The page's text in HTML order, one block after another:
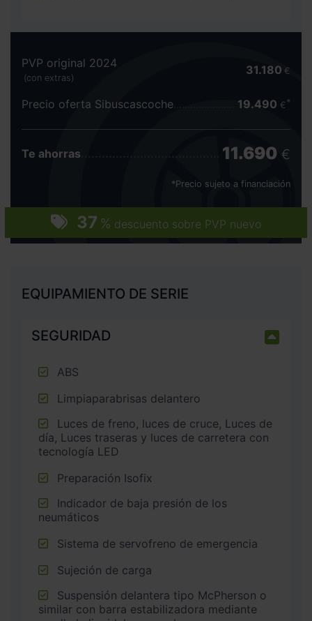
37 % descuento sobre PVP nuevo
PVP original 2024
(con extras)
31.180 €
Precio oferta Sibuscascoche 19.490 €
Te ahorras 11.690 €
*Precio sujeto a financiación
EQUIPAMIENTO DE SERIE
SEGURIDAD
ABS
Limpiaparabrisas delantero
día, Luces traseras y luces de carretera con
tecnología LED
Preparación Isofix
neumáticos
Sistema de servofreno de emergencia
Sujeción de carga
similar con barra estabilizadora mediante